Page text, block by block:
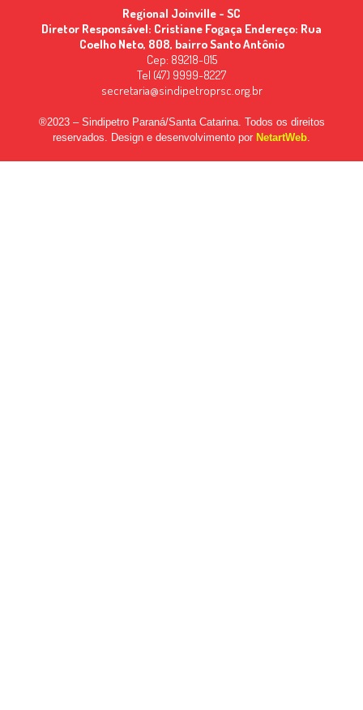
Regional Joinville - SC
Diretor Responsável: Cristiane Fogaça Endereço: Rua
Coelho Neto, 808, bairro Santo Antônio
Cep: 89218-015
Tel (47) 9999-8227
secretaria@sindipetroprsc.org.br
®2023 – Sindipetro Paraná/Santa Catarina. Todos os direitos
reservados. Design e desenvolvimento por NetartWeb